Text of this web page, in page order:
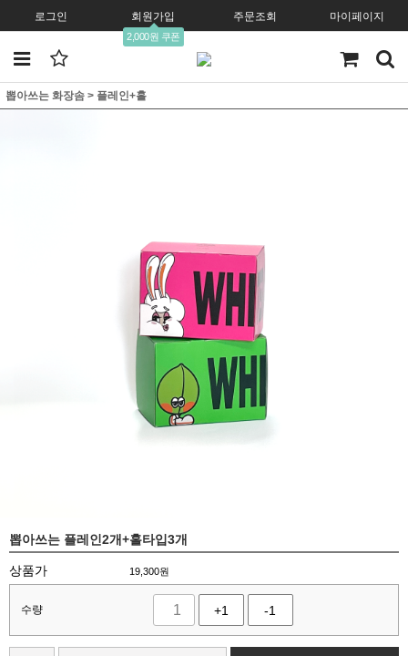
로그인 회원가입
2,000원 쿠폰
주문조회 마이페이지
뽑아쓰는 화장솜 > 플레인+홀
뽑아쓰는 플레인2개+홀타입3개
상품가 19,300원
수량 +1 -1